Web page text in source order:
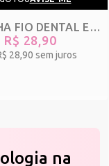
CALCINHA FIO DENTAL EM RENDA ANIMAL PRINT E TULE - SENSATA - PRETO - REF 3030
R$ 28,90
28,90 sem juros
na